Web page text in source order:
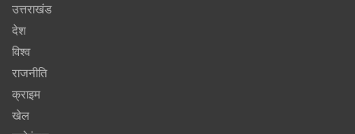
उत्तराखंड
देश
विश्व
राजनीति
क्राइम
खेल